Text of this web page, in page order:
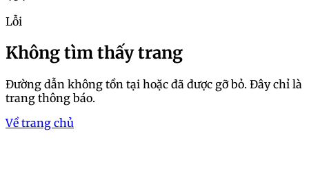
Lỗi
Không tìm thấy trang
Đường dẫn không tồn tại hoặc đã được gỡ bỏ. Đây chỉ là
trang thông báo.
Về trang chủ